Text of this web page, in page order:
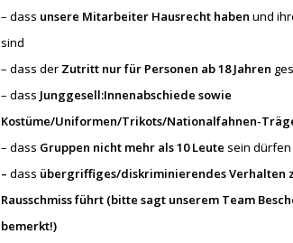
– dass unsere Mitarbeiter Hausrecht haben und
sind
– dass der Zutritt nur für Personen ab 18 Jahren
– dass Junggesell:Innenabschiede sowie
Kostüme/Uniformen/Trikots/Nationalfahnen-
– dass Gruppen nicht mehr als 10 Leute sein dürfen
– dass übergriffiges/diskriminierendes Verhalten
Rausschmiss führt (bitte sagt unserem Team
bemerkt!)